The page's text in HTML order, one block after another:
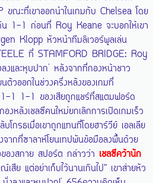
ณะที่เขาออกนำในเกมกับ Chelsea โดย
น 1-1 ก่อนที่ Roy Keane จะบอกให้เขา
Klopp หัวหน้าทีมลิเวอร์พูลเล่น
ที่ STAMFORD BRIDGE: Roy
และหุบปาก' หลังจากที่กองหน้าชาว
ตัวออกในช่วงครึ่งหลังของเกมที่
1 1-1 ของเสียถูกแชร์ที่สแตมฟอร์ด
หลังเชลซีคนใหม่ยกเลิกการเปิดเกมเร็ว
กรธเมื่อเขาถูกแทนที่โดยฮาร์วีย์ เอลเลีย
ากที่ซาลาห์โยนเทปพันข้อมือลงพื้นด้วย
องสกาย สปอร์ต กล่าวว่า เชลซีคว้านัก
เสีย แต่อย่าเก็บไว้นานเกินไป" เขาส่ายหัว